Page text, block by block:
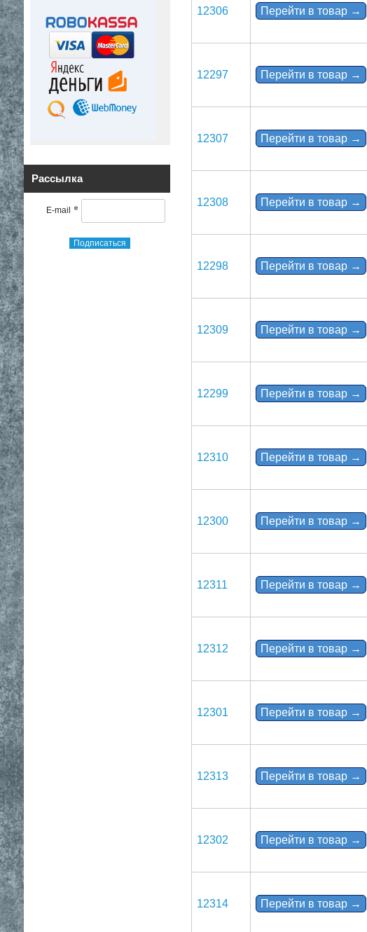
Рассылка
E-mail *
Подписаться
12306 Перейти в товар →
12297 Перейти в товар →
12307 Перейти в товар →
12308 Перейти в товар →
12298 Перейти в товар →
12309 Перейти в товар →
12299 Перейти в товар →
12310 Перейти в товар →
12300 Перейти в товар →
12311 Перейти в товар →
12312 Перейти в товар →
12301 Перейти в товар →
12313 Перейти в товар →
12302 Перейти в товар →
12314 Перейти в товар →